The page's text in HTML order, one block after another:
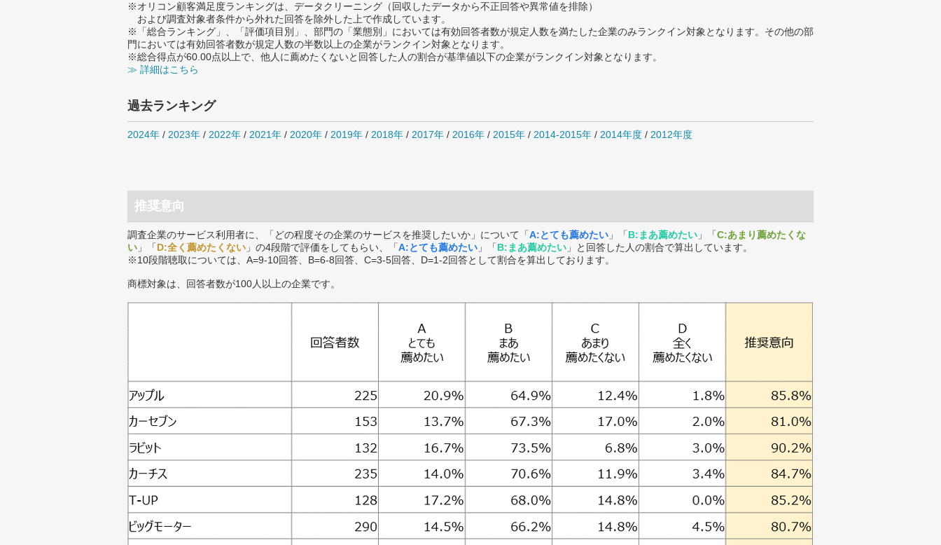
※オリコン顧客満足度ランキングは、データクリーニング（回収したデータから不正回答や異常値を排除）
および調査対象者条件から外れた回答を除外した上で作成しています。
※「総合ランキング」、「評価項目別」、部門の「業態別」においては有効回答者数が規定人数を満たした企業のみランクイン対象となります。その他の部
門においては有効回答者数が規定人数の半数以上の企業がランクイン対象となります。
※総合得点が60.00点以上で、他人に薦めたくないと回答した人の割合が基準値以下の企業がランクイン対象となります。
≫ 詳細はこちら
過去ランキング
2024年 / 2023年 / 2022年 / 2021年 / 2020年 / 2019年 / 2018年 / 2017年 / 2016年 / 2015年 / 2014-2015年 / 2014年度 / 2012年度
推奨意向
調査企業のサービス利用者に、「どの程度その企業のサービスを推奨したいか」について「A:とても薦めたい 」「B:まあ薦めたい 」「C:あまり薦めたくな
い 」「D:全く薦めたくない 」の4段階で評価をしてもらい、「A:とても薦めたい 」「B:まあ薦めたい 」と回答した人の割合で算出しています。
※10段階聴取については、A=9-10回答、B=6-8回答、C=3-5回答、D=1-2回答として割合を算出しております。
商標対象は、回答者数が100人以上の企業です。